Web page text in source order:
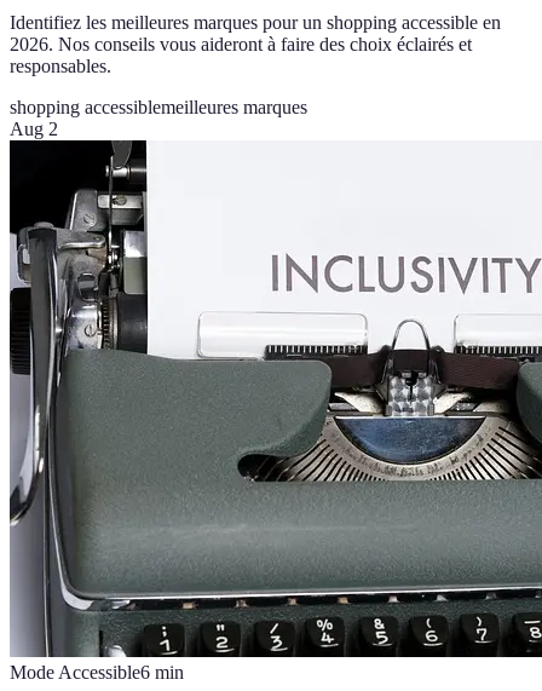
Identifiez les meilleures marques pour un shopping accessible en
2026. Nos conseils vous aideront à faire des choix éclairés et
responsables.
shopping accessiblemeilleures marques
Aug 2
Mode Accessible6 min